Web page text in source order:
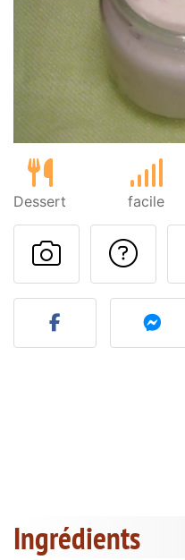
Dessert facile
Publier
Ingrédients